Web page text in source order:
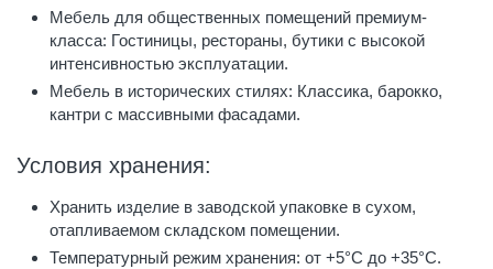
Мебель для общественных помещений премиум-
класса: Гостиницы, рестораны, бутики с высокой
интенсивностью эксплуатации.
Мебель в исторических стилях: Классика, барокко,
кантри с массивными фасадами.
Условия хранения:
Хранить изделие в заводской упаковке в сухом,
отапливаемом складском помещении.
Температурный режим хранения: от +5°C до +35°C.